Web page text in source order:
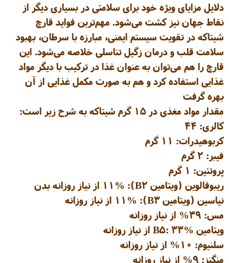
دلایل مزایای ویژه خود برای سلامتی در بسیاری دیگر از
نقاط جهان نیز کشت می‌شود. مهم‌ترین فواید قارچ
شیتاکه در تقویت سیستم ایمنی، مبارزه با سرطان، بهبود
سلامت قلب و درمان زگیل تناسلی خلاصه می‌شود. این
قارچ را هم می‌توان به عنوان غذا در ترکیب با دیگر مواد
غذایی استفاده کرد و هم به صورت مکمل غذایی از آن
بهره گرفت
مقدار مواد مغذی در ۱۵ گرم شیتاکه به شرح زیر است:
کالری: ۴۴
کربوهیدرات: ۱۱ گرم
فیبر: ۲ گرم
پروتئین: ۱ گرم
ریبوفالوین (ویتامین B2): 11% از نیاز روزانه بدن
نیاسین (ویتامین B3): 11% از نیاز روزانه
مس: ۳۹% از نیاز روزانه
ویتامین B5: 33% از نیاز روزانه
سلنیوم: ۱۰% از نیاز روزانه
منگنز: ۹% از نیاز روزانه